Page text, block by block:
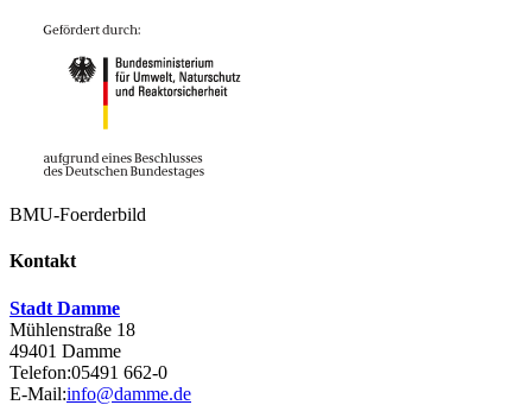
BMU-Foerderbild
Kontakt
Stadt Damme
Mühlenstraße 18
49401 Damme
Telefon:05491 662-0
E-Mail:info@damme.de